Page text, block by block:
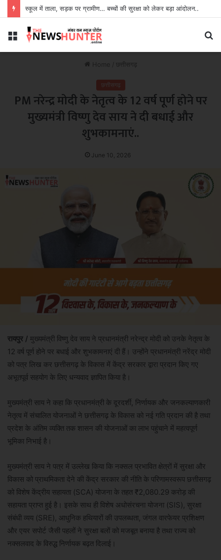
स्कूल में ताला, सड़क पर ग्रामीण… बच्चों की सुरक्षा को लेकर बड़ा आंदोलन..
Menu
Home / छत्तीसगढ़
छत्तीसगढ़
PM नरेन्द्र मोदी के नेतृत्व के 12 वर्ष पूर्ण होने पर
मुख्यमंत्री विष्णु देव साय ने दी बधाई और
शुभकामनाएं..
June 10, 2026
रायपुर / मुख्यमंत्री विष्णु देव साय ने प्रधानमंत्री नरेन्द्र मोदी को उनके नेतृत्व के
12 वर्ष पूर्ण होने पर बधाई और शुभकामनाएं दी हैं। उन्होंने प्रधानमंत्री नरेंद्र मोदी
को पत्र लिख कर छत्तीसगढ़ के विकास में केंद्र सरकार द्वारा प्रदान किए गए
अभूतपूर्व सहयोग के लिए धन्यवाद ज्ञापित किया है।
मुख्यमंत्री साय ने कहा कि प्रधानमंत्री के दूरदर्शी, निर्णायक और जनकल्याणकारी
नेतृत्व में संचालित योजनाओं ने छत्तीसगढ़ के विकास को नई गति प्रदान की है तथा
प्रदेश के अंतिम व्यक्ति तक शासन की योजनाओं का लाभ पहुंचाने में महत्वपूर्ण
भूमिका निभाई है।
मुख्यमंत्री साय ने पत्र में उल्लेख किया कि नक्सल प्रभावित क्षेत्रों में सुरक्षा और
विकास को प्राथमिकता देने की केंद्र सरकार की नीति के परिणामस्वरूप छत्तीसगढ़
को विशेष केंद्रीय सहायता (SCA) योजना के तहत ₹2,080.29 करोड़ की
सहायता प्राप्त हुई है। इसके साथ ही विशेष अधोसंरचना योजना (SIS), सुरक्षा
संबंधी व्यय (SRE), आधुनिक हथियारों की उपलब्धता, जंगल वारफेयर प्रशिक्षण
और एयर सपोर्ट जैसी पहलों ने सुरक्षा बलों को मजबूत बनाया है तथा राज्य को
नक्सलवाद के विरुद्ध निर्णायक बढ़त दिलाई।